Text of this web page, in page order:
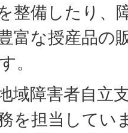
整備したり、
富な授産品の
。
域障害者自立
を担当してい